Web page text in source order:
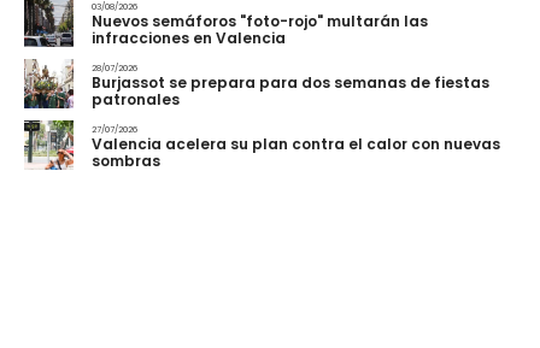
03/08/2026
Nuevos semáforos "foto-rojo" multarán las
infracciones en Valencia
28/07/2026
Burjassot se prepara para dos semanas de fiestas
patronales
27/07/2026
Valencia acelera su plan contra el calor con nuevas
sombras